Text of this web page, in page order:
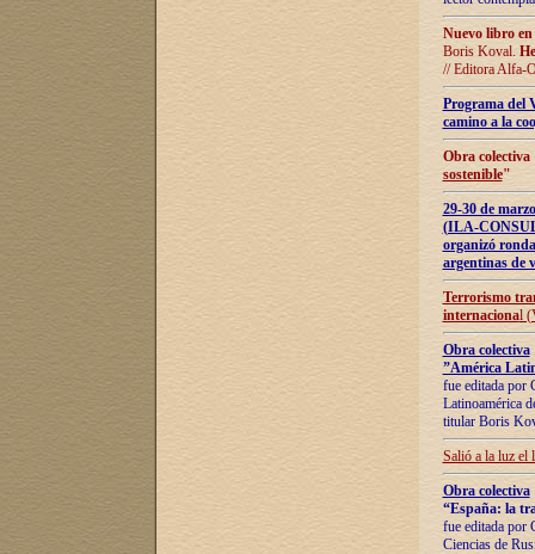
Nuevo libro
Boris Koval.
// Editora Alfa-
Programa del
camino a la
Obra
sostenible"
29-30 de
(ILA-
organizó
argentinas de
Terrorismo
internacional
Obra colectiva
”América
fue editada por
Latinoamérica
titular Boris
Salió a la luz el
Obra colectiva
“España: la
fue editada por
Ciencias de